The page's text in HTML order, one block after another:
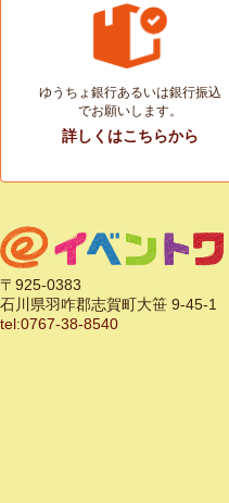
ゆうちょ銀行あるいは銀行振込
でお願いします。
詳しくはこちらから
〒925-0383
石川県羽咋郡志賀町大笹 9-45-1
tel:0767-38-8540